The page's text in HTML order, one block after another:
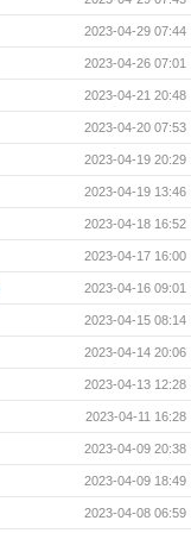
2023-04-29 07:44
2023-04-26 07:01
2023-04-21 20:48
2023-04-20 07:53
2023-04-19 20:29
2023-04-19 13:46
2023-04-18 16:52
2023-04-17 16:00
2023-04-16 09:01
2023-04-15 08:14
2023-04-14 20:06
2023-04-13 12:28
2023-04-11 16:28
2023-04-09 20:38
2023-04-09 18:49
2023-04-08 06:59